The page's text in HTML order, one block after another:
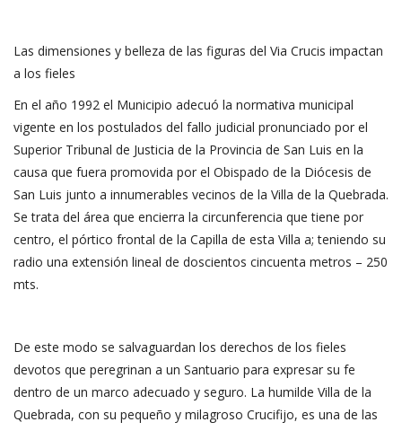
Las dimensiones y belleza de las figuras del Via Crucis impactan
a los fieles
En el año 1992 el Municipio adecuó la normativa municipal
vigente en los postulados del fallo judicial pronunciado por el
Superior Tribunal de Justicia de la Provincia de San Luis en la
causa que fuera promovida por el Obispado de la Diócesis de
San Luis junto a innumerables vecinos de la Villa de la Quebrada.
Se trata del área que encierra la circunferencia que tiene por
centro, el pórtico frontal de la Capilla de esta Villa a; teniendo su
radio una extensión lineal de doscientos cincuenta metros – 250
mts.
De este modo se salvaguardan los derechos de los fieles
devotos que peregrinan a un Santuario para expresar su fe
dentro de un marco adecuado y seguro. La humilde Villa de la
Quebrada, con su pequeño y milagroso Crucifijo, es una de las